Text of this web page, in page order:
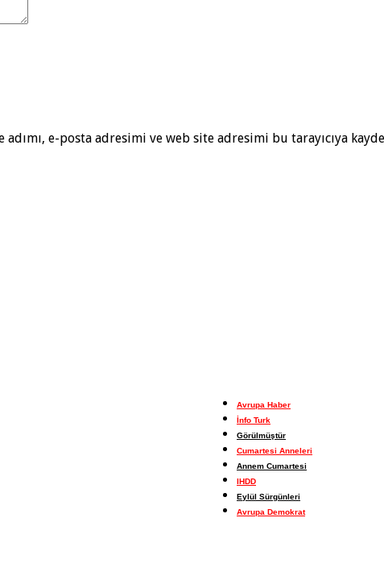
e-posta adresimi ve web site adresimi bu tarayıcıya
Avrupa Haber
İnfo Turk
Görülmüştür
Cumartesi Anneleri
Annem Cumartesi
IHDD
Eylül Sürgünleri
Avrupa Demokrat